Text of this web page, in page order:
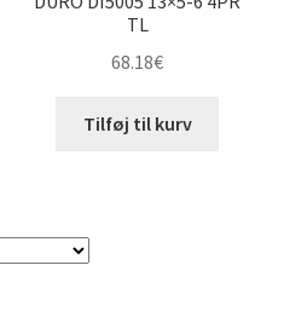
TL
68.18€
Tilføj til kurv